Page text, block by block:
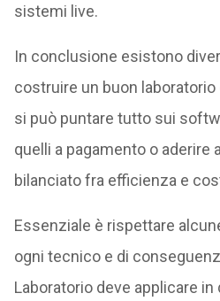
sistemi live.
In conclusione esistono
costruire un buon
si può puntare tutto sui
quelli a pagamento o aderire
bilanciato fra efficienza e
Essenziale è rispettare
ogni tecnico e di
Laboratorio deve applicare